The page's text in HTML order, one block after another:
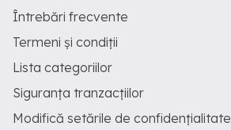
Întrebări frecvente
Termeni și condiții
Lista categoriilor
Siguranța tranzacțiilor
Modifică setările de confidențialitate